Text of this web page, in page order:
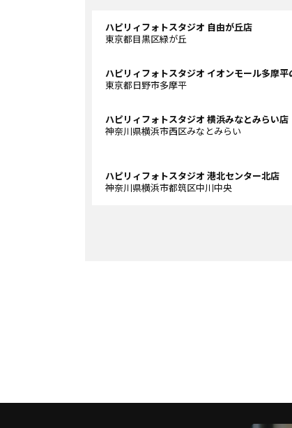
ハピリィフォトスタジオ 自由が丘店
東京都目黒区緑が丘
ハピリィフォトスタジオ イオンモール多摩平
東京都日野市多摩平
ハピリィフォトスタジオ 横浜みなとみらい店
神奈川県横浜市西区みなとみらい
ハピリィフォトスタジオ 港北センター北店
神奈川県横浜市都筑区中川中央